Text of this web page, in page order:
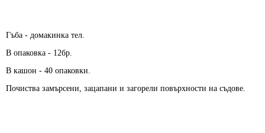
Гъба - домакинка тел.
В опаковка - 12бр.
В кашон - 40 опаковки.
Почиства замърсени, зацапани и загорели повърхности на съдове.